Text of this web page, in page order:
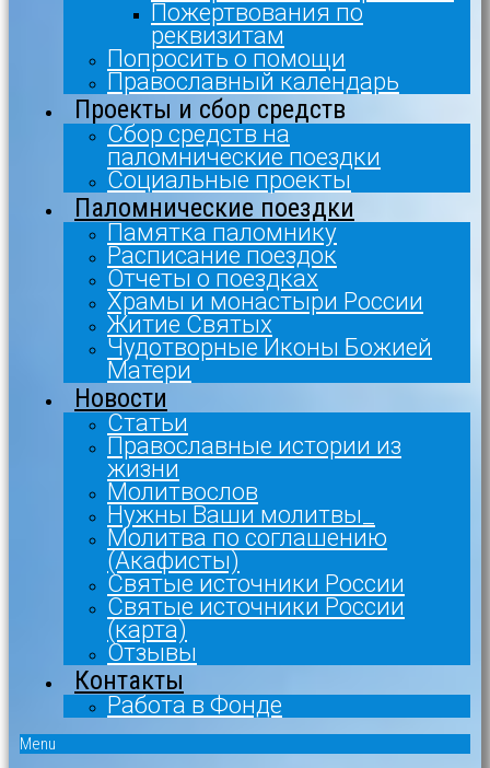
Пожертвования по
реквизитам
Попросить о помощи
Православный календарь
Проекты и сбор средств
Сбор средств на
паломнические поездки
Социальные проекты
Паломнические поездки
Памятка паломнику
Расписание поездок
Отчеты о поездках
Храмы и монастыри России
Житие Святых
Чудотворные Иконы Божией
Матери
Новости
Статьи
Православные истории из
жизни
Молитвослов
Нужны Ваши молитвы_
Молитва по соглашению
(Акафисты)
Святые источники России
Святые источники России
(карта)
Отзывы
Контакты
Работа в Фонде
Menu